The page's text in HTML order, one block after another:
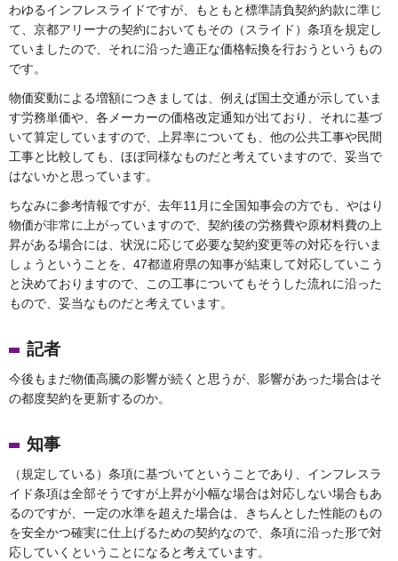
わゆるインフレスライドですが、もともと標準請負契約約款に準じ
て、京都アリーナの契約においてもその（スライド）条項を規定し
ていましたので、それに沿った適正な価格転換を行おうというもの
です。
物価変動による増額につきましては、例えば国土交通が示していま
す労務単価や、各メーカーの価格改定通知が出ており、それに基づ
いて算定していますので、上昇率についても、他の公共工事や民間
工事と比較しても、ほぼ同様なものだと考えていますので、妥当で
はないかと思っています。
ちなみに参考情報ですが、去年11月に全国知事会の方でも、やはり
物価が非常に上がっていますので、契約後の労務費や原材料費の上
昇がある場合には、状況に応じて必要な契約変更等の対応を行いま
しょうということを、47都道府県の知事が結束して対応していこう
と決めておりますので、この工事についてもそうした流れに沿った
もので、妥当なものだと考えています。
記者
今後もまだ物価高騰の影響が続くと思うが、影響があった場合はそ
の都度契約を更新するのか。
知事
（規定している）条項に基づいてということであり、インフレスラ
イド条項は全部そうですが上昇が小幅な場合は対応しない場合もあ
るのですが、一定の水準を超えた場合は、きちんとした性能のもの
を安全かつ確実に仕上げるための契約なので、条項に沿った形で対
応していくということになると考えています。